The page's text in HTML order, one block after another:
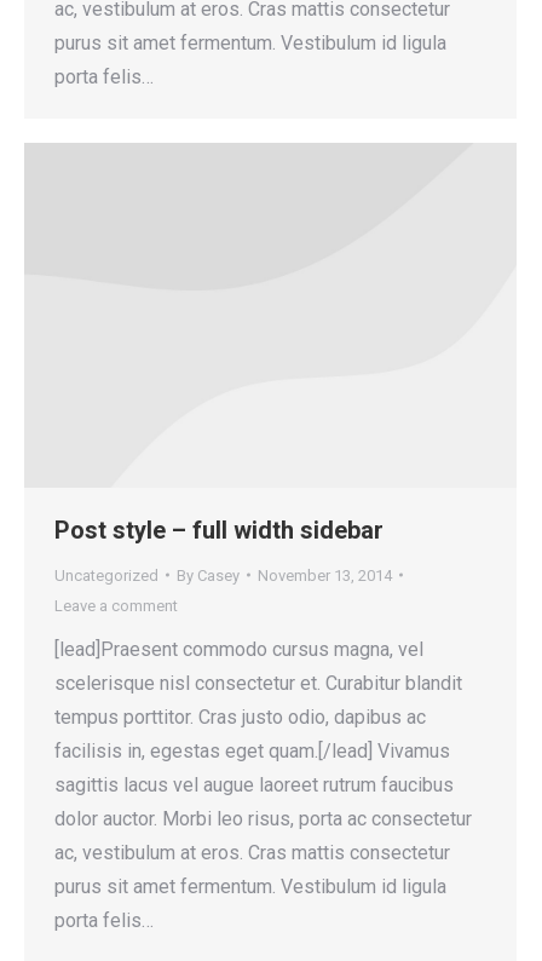
ac, vestibulum at eros. Cras mattis consectetur
purus sit amet fermentum. Vestibulum id ligula
porta felis…
Post style – full width sidebar
Uncategorized By Casey
November 13, 2014
Leave a comment
[lead]Praesent commodo cursus magna, vel
scelerisque nisl consectetur et. Curabitur blandit
tempus porttitor. Cras justo odio, dapibus ac
facilisis in, egestas eget quam.[/lead] Vivamus
sagittis lacus vel augue laoreet rutrum faucibus
dolor auctor. Morbi leo risus, porta ac consectetur
ac, vestibulum at eros. Cras mattis consectetur
purus sit amet fermentum. Vestibulum id ligula
porta felis…